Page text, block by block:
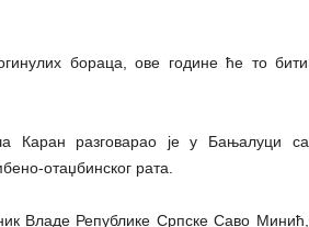
бораца, ове године ће то бити
Каран разговарао је у Бањалуци са
отаџбинског рата.
Владе Републике Српске Саво Минић,